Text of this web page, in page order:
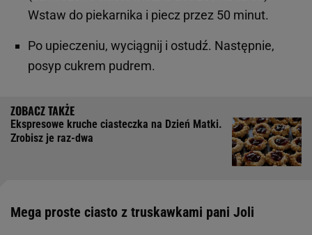
Wstaw do piekarnika i piecz przez 50 minut.
Po upieczeniu, wyciągnij i ostudź. Następnie,
posyp cukrem pudrem.
Ekspresowe kruche ciasteczka na Dzień Matki.
Zrobisz je raz-dwa
Mega proste ciasto z truskawkami pani Joli